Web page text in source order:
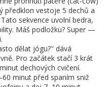
předklon vestoje 5 dechů a
sekvence uvolní bedra,
Máš podložku? Super —
dělat jógu?" dává
Pro začátek stačí 3 krát
dechových cvičení.
minut před spaním sniž